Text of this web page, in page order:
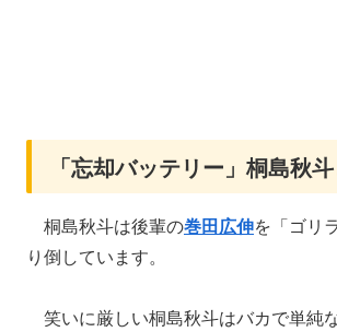
「忘却バッテリー」桐島秋
桐島秋斗は後輩の巻田広伸を「ゴリ
り倒しています。
笑いに厳しい桐島秋斗はバカで単純